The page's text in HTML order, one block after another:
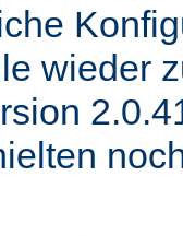
wieder